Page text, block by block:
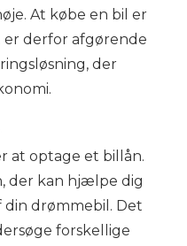
At købe en bil er
er derfor afgørende
der
at optage et billån.
der kan hjælpe dig
din drømmebil. Det
forskellige